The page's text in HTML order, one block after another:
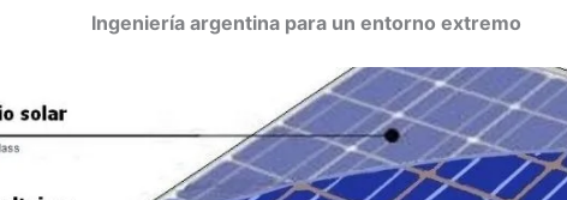
Ingeniería argentina para un entorno extremo